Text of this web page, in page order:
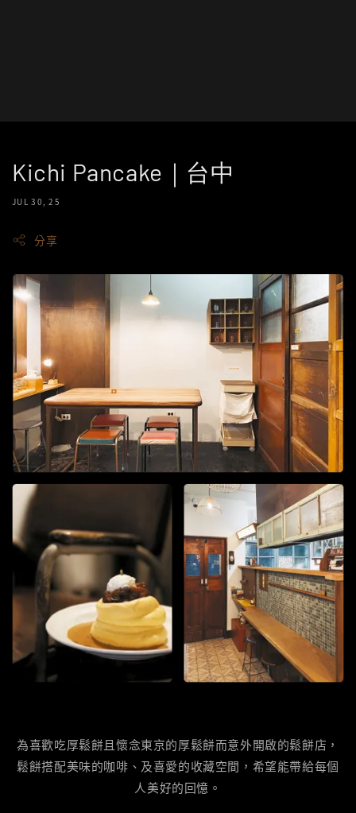
Kichi Pancake｜台中
JUL 30, 25
分享
為喜歡吃厚鬆餅且懷念東京的厚鬆餅而意外開啟的鬆餅店，
鬆餅搭配美味的咖啡、及喜愛的收藏空間，希望能帶給每個
人美好的回憶。